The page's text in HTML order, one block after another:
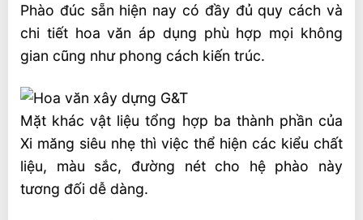
Phào đúc sẵn hiện nay có đầy đủ quy cách và
chi tiết hoa văn áp dụng phù hợp mọi không
gian cũng như phong cách kiến trúc.
Mặt khác vật liệu tổng hợp ba thành phần của
Xi măng siêu nhẹ thì việc thể hiện các kiểu chất
liệu, màu sắc, đường nét cho hệ phào này
tương đối dễ dàng.